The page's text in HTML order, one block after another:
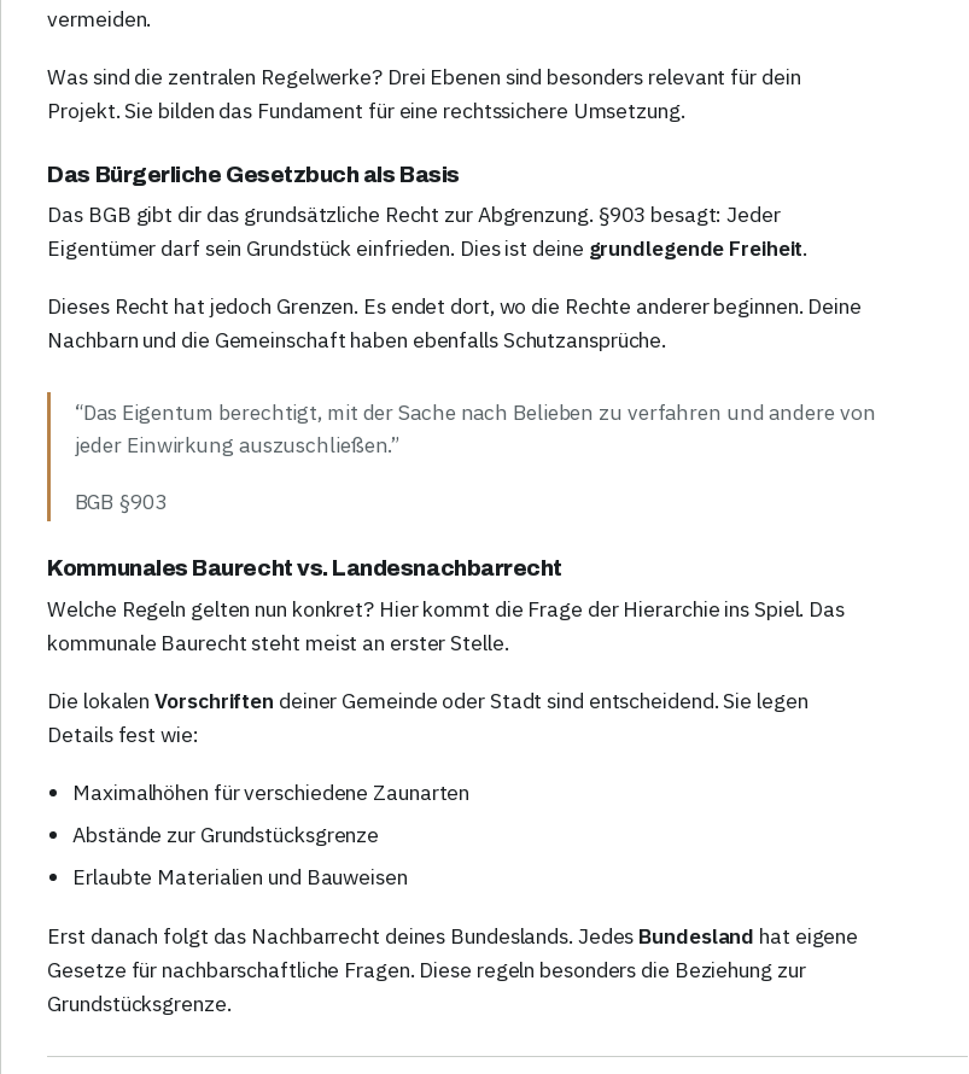
vermeiden.
Was sind die zentralen Regelwerke? Drei Ebenen sind besonders relevant für dein
Projekt. Sie bilden das Fundament für eine rechtssichere Umsetzung.
Das Bürgerliche Gesetzbuch als Basis
Das BGB gibt dir das grundsätzliche Recht zur Abgrenzung. §903 besagt: Jeder
Eigentümer darf sein Grundstück einfrieden. Dies ist deine grundlegende Freiheit.
Dieses Recht hat jedoch Grenzen. Es endet dort, wo die Rechte anderer beginnen. Deine
Nachbarn und die Gemeinschaft haben ebenfalls Schutzansprüche.
“Das Eigentum berechtigt, mit der Sache nach Belieben zu verfahren und andere von
jeder Einwirkung auszuschließen.”
BGB §903
Kommunales Baurecht vs. Landesnachbarrecht
Welche Regeln gelten nun konkret? Hier kommt die Frage der Hierarchie ins Spiel. Das
kommunale Baurecht steht meist an erster Stelle.
Die lokalenVorschriften deiner Gemeinde oder Stadt sind entscheidend. Sie legen
Details fest wie:
Maximalhöhen für verschiedene Zaunarten
Abstände zur Grundstücksgrenze
Erlaubte Materialien und Bauweisen
Erst danach folgt das Nachbarrecht deines Bundeslands. Jedes Bundesland hat eigene
Gesetze für nachbarschaftliche Fragen. Diese regeln besonders die Beziehung zur
Grundstücksgrenze.